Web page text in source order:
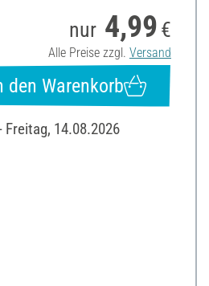
nur 4,99 €
Alle Preise zzgl. Versand
den Warenkorb
14.08.2026